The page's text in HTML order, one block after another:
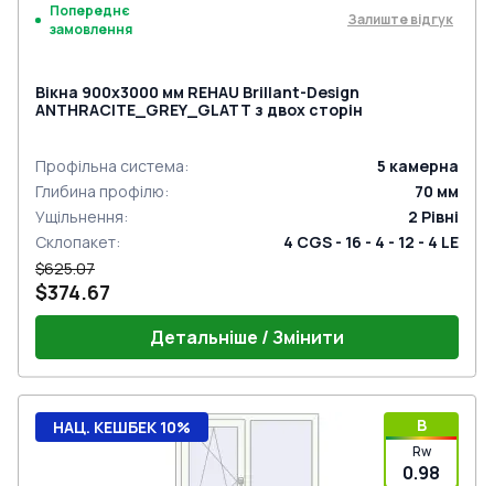
Попереднє
замовлення
Залиште відгук
Вікна 900x3000 мм REHAU Brillant-Design
ANTHRACITE_GREY_GLATT з двох сторін
Профільна система: 5 камерна
Глибина профілю: 70 мм
Ущільнення: 2 Рівні
Склопакет:
4 CGS - 16 - 4 - 12 - 4 LE
$625.07
$374.67
Детальніше / Змінити
B
Rw
0.98
НАЦ. КЕШБЕК 10%